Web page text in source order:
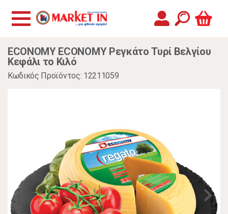
ECONOMY ECONOMY Ρεγκάτο Τυρί Βελγίου
Κεφάλι το Κιλό
Κωδικός Προϊόντος: 12211059